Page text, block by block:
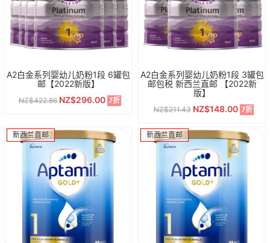
A2白金系列婴幼儿奶粉1段 6罐包
邮【2022新版】
NZ$422.86NZ$296.00 7折
A2白金系列婴幼儿奶粉1段 3罐包
邮包税 新西兰直邮 【2022新
版】
NZ$211.43NZ$148.00 7折
新西兰直邮 新西兰直邮